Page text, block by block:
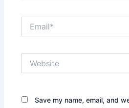
Save my name, email, and